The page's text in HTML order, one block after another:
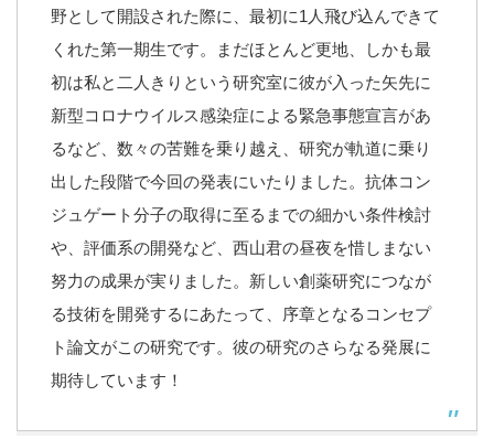
野として開設された際に、最初に1人飛び込んできて
くれた第一期生です。まだほとんど更地、しかも最
初は私と二人きりという研究室に彼が入った矢先に
新型コロナウイルス感染症による緊急事態宣言があ
るなど、数々の苦難を乗り越え、研究が軌道に乗り
出した段階で今回の発表にいたりました。抗体コン
ジュゲート分子の取得に至るまでの細かい条件検討
や、評価系の開発など、西山君の昼夜を惜しまない
努力の成果が実りました。新しい創薬研究につなが
る技術を開発するにあたって、序章となるコンセプ
ト論文がこの研究です。彼の研究のさらなる発展に
期待しています！